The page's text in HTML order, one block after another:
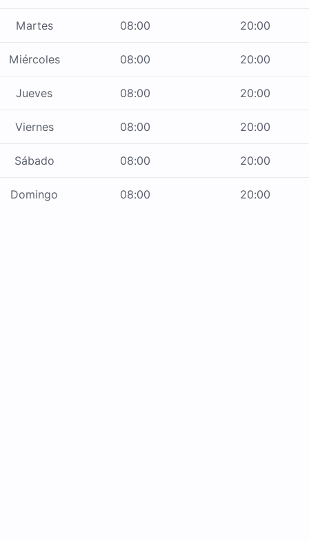
Martes 08:00 20:00
Miércoles 08:00 20:00
Jueves 08:00 20:00
Viernes 08:00 20:00
Sábado 08:00 20:00
Domingo 08:00 20:00